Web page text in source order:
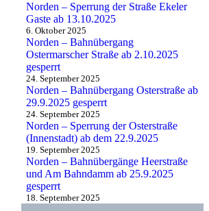
Norden – Sperrung der Straße Ekeler
Gaste ab 13.10.2025
6. Oktober 2025
Norden – Bahnübergang
Ostermarscher Straße ab 2.10.2025
gesperrt
24. September 2025
Norden – Bahnübergang Osterstraße ab
29.9.2025 gesperrt
24. September 2025
Norden – Sperrung der Osterstraße
(Innenstadt) ab dem 22.9.2025
19. September 2025
Norden – Bahnübergänge Heerstraße
und Am Bahndamm ab 25.9.2025
gesperrt
18. September 2025